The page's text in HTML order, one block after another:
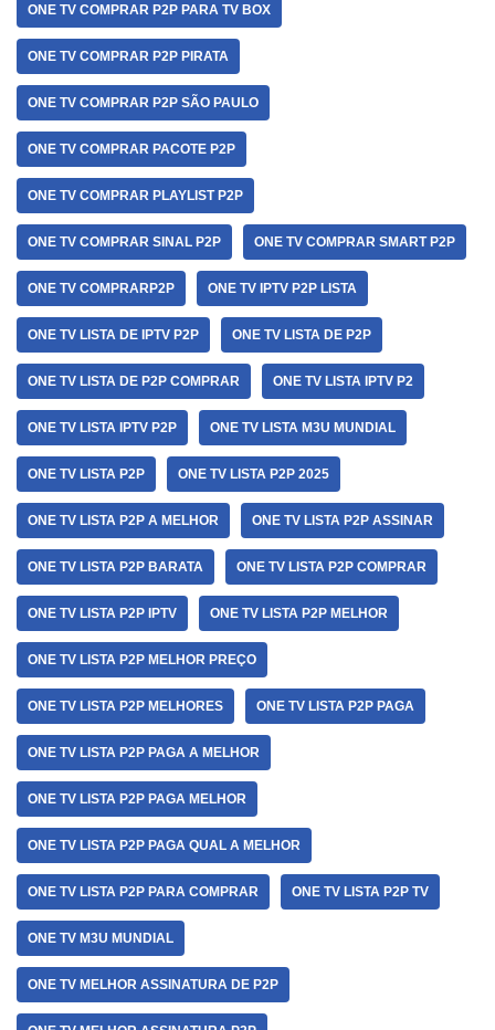
ONE TV COMPRAR P2P PARA TV BOX
ONE TV COMPRAR P2P PIRATA
ONE TV COMPRAR P2P SÃO PAULO
ONE TV COMPRAR PACOTE P2P
ONE TV COMPRAR PLAYLIST P2P
ONE TV COMPRAR SINAL P2P ONE TV COMPRAR SMART P2P
ONE TV COMPRARP2P ONE TV IPTV P2P LISTA
ONE TV LISTA DE IPTV P2P ONE TV LISTA DE P2P
ONE TV LISTA DE P2P COMPRAR ONE TV LISTA IPTV P2
ONE TV LISTA IPTV P2P ONE TV LISTA M3U MUNDIAL
ONE TV LISTA P2P ONE TV LISTA P2P 2025
ONE TV LISTA P2P A MELHOR ONE TV LISTA P2P ASSINAR
ONE TV LISTA P2P BARATA ONE TV LISTA P2P COMPRAR
ONE TV LISTA P2P IPTV ONE TV LISTA P2P MELHOR
ONE TV LISTA P2P MELHOR PREÇO
ONE TV LISTA P2P MELHORES ONE TV LISTA P2P PAGA
ONE TV LISTA P2P PAGA A MELHOR
ONE TV LISTA P2P PAGA MELHOR
ONE TV LISTA P2P PAGA QUAL A MELHOR
ONE TV LISTA P2P PARA COMPRAR ONE TV LISTA P2P TV
ONE TV M3U MUNDIAL
ONE TV MELHOR ASSINATURA DE P2P